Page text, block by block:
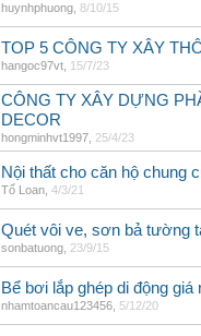
huynhphuong 8/10/15
TOP 5 CÔNG TY XÂY
hangoc97vt 15/7/23
CÔNG TY XÂY DỰNG
DECOR
hongminhvt1997 25/4/23
Nội thất cho căn hộ chung
Tố Loan 4/3/21
Quét vôi ve, sơn bả tường
sonbatuong 23/9/15
Bể bơi lắp ghép di động giá
nhamtoancau123456 5/12/20